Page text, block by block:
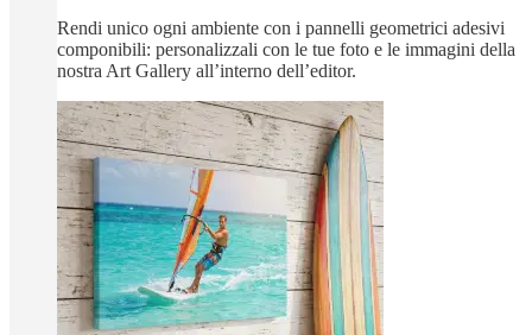
Rendi unico ogni ambiente con i pannelli geometrici adesivi
componibili: personalizzali con le tue foto e le immagini della
nostra Art Gallery all’interno dell’editor.